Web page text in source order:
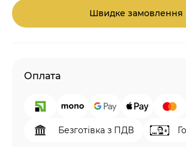
Швидке замовлення
Оплата
Безготівка з ПДВ